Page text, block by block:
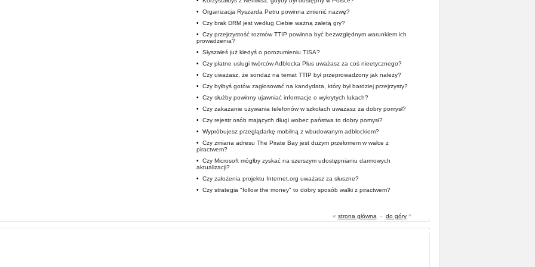
• Organizacja Ryszarda Petru powinna zmienić nazwę?
• Czy brak DRM jest według Ciebie ważną zaletą gry?
• Czy przejrzystość rozmów TTIP powinna być bezwzględnym warunkiem ich
prowadzenia?
• Słyszałeś już kiedyś o porozumieniu TISA?
• Czy płatne usługi twórców Adblocka Plus uważasz za coś nieetycznego?
• Czy uważasz, że sondaż na temat TTIP był przeprowadzony jak należy?
• Czy byłbyś gotów zagłosować na kandydata, który był bardziej przejrzysty?
• Czy służby powinny ujawniać informacje o wykrytych lukach?
• Czy zakazanie używania telefonów w szkołach uważasz za dobry pomysł?
• Czy rejestr osób mających długi wobec państwa to dobry pomysł?
• Wypróbujesz przeglądarkę mobilną z wbudowanym adblockiem?
• Czy zmiana adresu The Pirate Bay jest dużym przełomem w walce z
piractwem?
• Czy Microsoft mógłby zyskać na szerszym udostępnianiu darmowych
aktualizacji?
• Czy założenia projektu Internet.org uważasz za słuszne?
• Czy strategia "follow the money" to dobry sposób walki z piractwem?
« strona główna - do góry^